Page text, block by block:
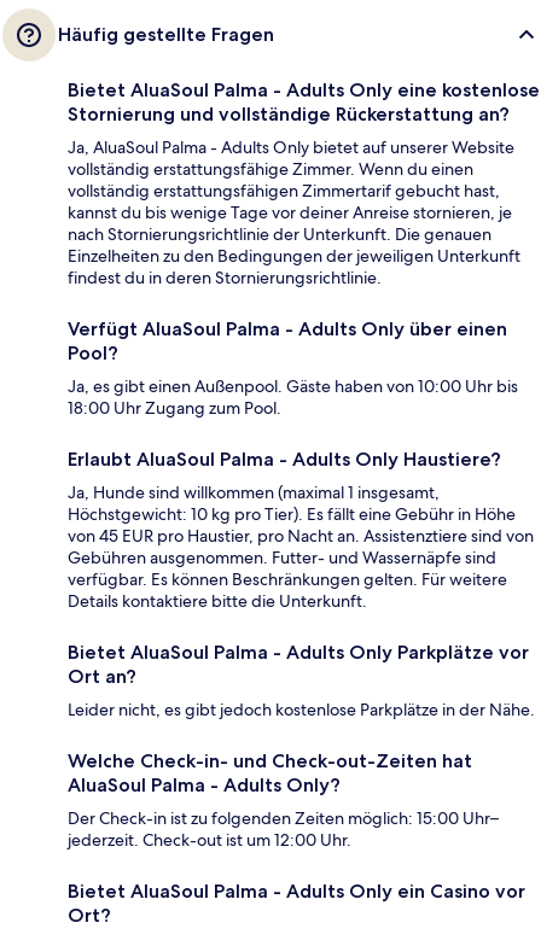
Häufig gestellte Fragen
Bietet AluaSoul Palma - Adults Only eine kostenlose
Stornierung und vollständige Rückerstattung an?
Ja, AluaSoul Palma - Adults Only bietet auf unserer Website
vollständig erstattungsfähige Zimmer. Wenn du einen
vollständig erstattungsfähigen Zimmertarif gebucht hast,
kannst du bis wenige Tage vor deiner Anreise stornieren, je
nach Stornierungsrichtlinie der Unterkunft. Die genauen
Einzelheiten zu den Bedingungen der jeweiligen Unterkunft
findest du in deren Stornierungsrichtlinie.
Verfügt AluaSoul Palma - Adults Only über einen
Pool?
Ja, es gibt einen Außenpool. Gäste haben von 10:00 Uhr bis
18:00 Uhr Zugang zum Pool.
Erlaubt AluaSoul Palma - Adults Only Haustiere?
Ja, Hunde sind willkommen (maximal 1 insgesamt,
Höchstgewicht: 10 kg pro Tier). Es fällt eine Gebühr in Höhe
von 45 EUR pro Haustier, pro Nacht an. Assistenztiere sind von
Gebühren ausgenommen. Futter- und Wassernäpfe sind
verfügbar. Es können Beschränkungen gelten. Für weitere
Details kontaktiere bitte die Unterkunft.
Bietet AluaSoul Palma - Adults Only Parkplätze vor
Ort an?
Leider nicht, es gibt jedoch kostenlose Parkplätze in der Nähe.
Welche Check-in- und Check-out-Zeiten hat
AluaSoul Palma - Adults Only?
Der Check-in ist zu folgenden Zeiten möglich: 15:00 Uhr–
jederzeit. Check-out ist um 12:00 Uhr.
Bietet AluaSoul Palma - Adults Only ein Casino vor
Ort?